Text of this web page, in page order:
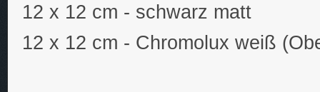
12 x 12 cm - schwarz matt
12 x 12 cm - Chromolux weiß